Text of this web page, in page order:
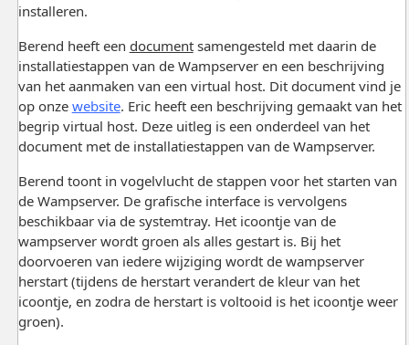
installeren.
Berend heeft een documentsamengesteld met daarin de
installatiestappen van de Wampserver en een beschrijving
van het aanmaken van een virtual host. Dit document vind je
op onze website. Eric heeft een beschrijving gemaakt van het
begrip virtual host. Deze uitleg is een onderdeel van het
document met de installatiestappen van de Wampserver.
Berend toont in vogelvlucht de stappen voor het starten van
de Wampserver. De grafische interface is vervolgens
beschikbaar via de systemtray. Het icoontje van de
wampserver wordt groen als alles gestart is. Bij het
doorvoeren van iedere wijziging wordt de wampserver
herstart (tijdens de herstart verandert de kleur van het
icoontje, en zodra de herstart is voltooid is het icoontje weer
groen).